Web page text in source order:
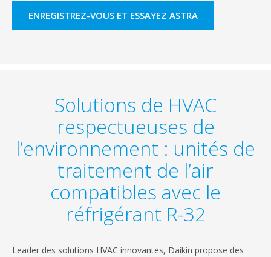
ENREGISTREZ-VOUS ET ESSAYEZ ASTRA
Solutions de HVAC
respectueuses de
l’environnement : unités de
traitement de l’air
compatibles avec le
réfrigérant R-32
Leader des solutions HVAC innovantes, Daikin propose des